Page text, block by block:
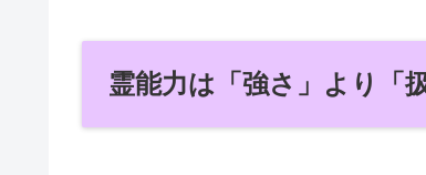
霊能力は「強さ」より「